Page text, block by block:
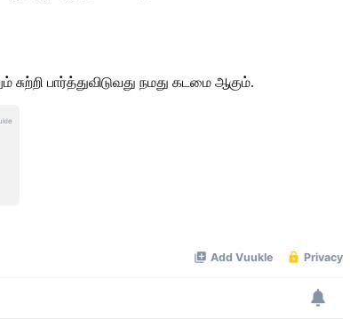
பார்த்துவிடுவது நமது கடமை ஆகும்.